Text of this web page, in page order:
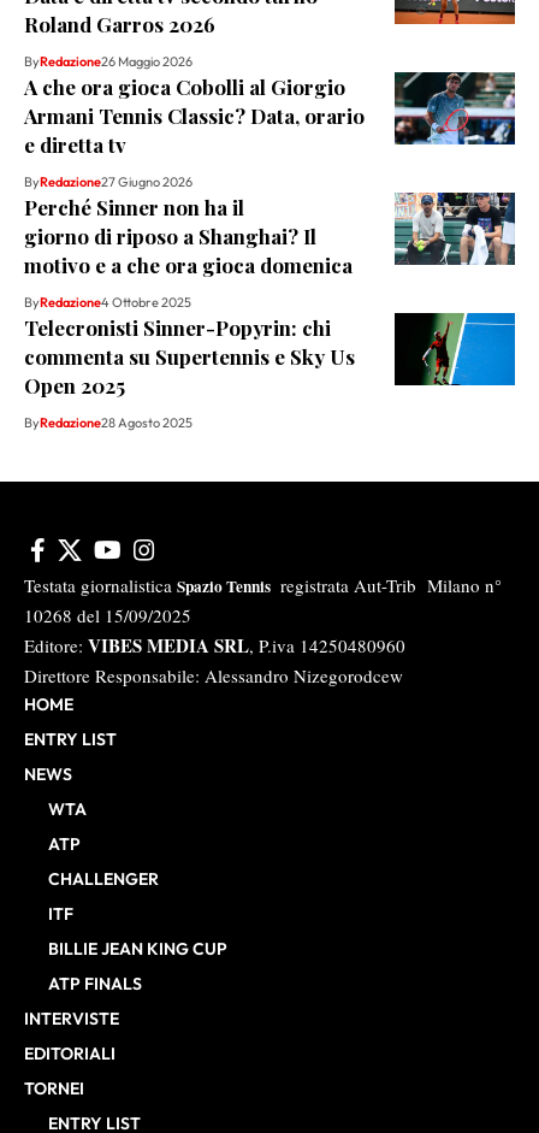
Roland Garros 2026
ByRedazione26 Maggio 2026
A che ora gioca Cobolli al Giorgio
Armani Tennis Classic? Data, orario
e diretta tv
ByRedazione27 Giugno 2026
Perché Sinner non ha il
giorno di riposo a Shanghai? Il
motivo e a che ora gioca domenica
ByRedazione4 Ottobre 2025
Telecronisti Sinner-Popyrin: chi
commenta su Supertennis e Sky Us
Open 2025
ByRedazione28 Agosto 2025
Testata giornalistica Spazio Tennis registrata Aut-Trib Milano n°
10268 del 15/09/2025
Editore: VIBES MEDIA SRL, P.iva 14250480960
Direttore Responsabile: Alessandro Nizegorodcew
HOME
ENTRY LIST
NEWS
WTA
ATP
CHALLENGER
ITF
BILLIE JEAN KING CUP
ATP FINALS
INTERVISTE
EDITORIALI
TORNEI
ENTRY LIST